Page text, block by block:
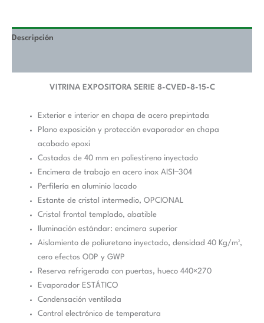
Descripción
VITRINA EXPOSITORA SERIE 8-CVED-8-15-C
Exterior e interior en chapa de acero prepintada
Plano exposición y protección evaporador en chapa
acabado epoxi
Costados de 40 mm en poliestireno inyectado
Encimera de trabajo en acero inox AISI−304
Perfilería en aluminio lacado
Estante de cristal intermedio, OPCIONAL
Cristal frontal templado, abatible
Iluminación estándar: encimera superior
Aislamiento de poliuretano inyectado, densidad 40 Kg/m³,
cero efectos ODP y GWP
Reserva refrigerada con puertas, hueco 440×270
Evaporador ESTÁTICO
Condensación ventilada
Control electrónico de temperatura